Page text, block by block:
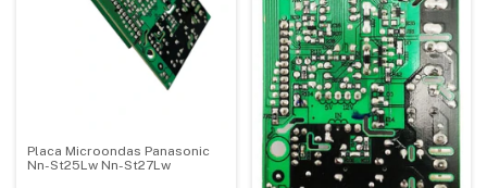
Placa Microondas Panasonic
Nn-St25Lw Nn-St27Lw